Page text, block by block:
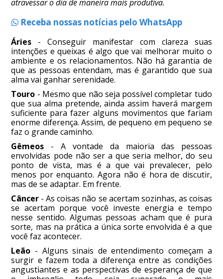
atravessar o dia de maneira mais produtiva.
Receba nossas notícias pelo WhatsApp
Áries - Conseguir manifestar com clareza suas
intenções e queixas é algo que vai melhorar muito o
ambiente e os relacionamentos. Não há garantia de
que as pessoas entendam, mas é garantido que sua
alma vai ganhar serenidade.
Touro - Mesmo que não seja possível completar tudo
que sua alma pretende, ainda assim haverá margem
suficiente para fazer alguns movimentos que fariam
enorme diferença. Assim, de pequeno em pequeno se
faz o grande caminho.
Gêmeos - A vontade da maioria das pessoas
envolvidas pode não ser a que seria melhor, do seu
ponto de vista, mas é a que vai prevalecer, pelo
menos por enquanto. Agora não é hora de discutir,
mas de se adaptar. Em frente.
Câncer - As coisas não se acertam sozinhas, as coisas
se acertam porque você investe energia e tempo
nesse sentido. Algumas pessoas acham que é pura
sorte, mas na prática a única sorte envolvida é a que
você faz acontecer.
Leão - Alguns sinais de entendimento começam a
surgir e fazem toda a diferença entre as condições
angustiantes e as perspectivas de esperança de que